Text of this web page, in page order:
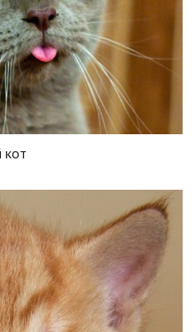
кот